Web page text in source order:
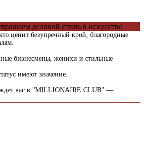
деловой стиль в искусство
ценит безупречный крой, благородные
бизнесмены, женихи и стильные
имеют значение.
вас в "MILLIONAIRE CLUB" —